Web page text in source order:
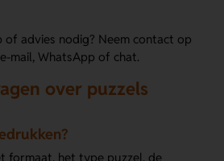
of advies nodig? Neem contact op
mail, WhatsApp of chat.
over puzzels
formaat, het type puzzel, de